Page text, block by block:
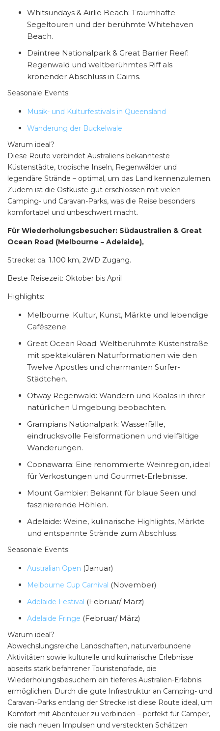
Whitsundays & Airlie Beach: Traumhafte
Segeltouren und der berühmte Whitehaven
Beach.
Daintree Nationalpark & Great Barrier Reef:
Regenwald und weltberühmtes Riff als
krönender Abschluss in Cairns.
Seasonale Events:
Musik- und Kulturfestivals in Queensland
Wanderung der Buckelwale
Warum ideal?
Diese Route verbindet Australiens bekannteste
Küstenstädte, tropische Inseln, Regenwälder und
legendäre Strände – optimal, um das Land kennenzulernen.
Zudem ist die Ostküste gut erschlossen mit vielen
Camping- und Caravan-Parks, was die Reise besonders
komfortabel und unbeschwert macht.
Für Wiederholungsbesucher: Südaustralien & Great
Ocean Road (Melbourne – Adelaide),
Strecke: ca. 1.100 km, 2WD Zugang.
Beste Reisezeit: Oktober bis April
Highlights:
Melbourne: Kultur, Kunst, Märkte und lebendige
Cafészene.
Great Ocean Road: Weltberühmte Küstenstraße
mit spektakulären Naturformationen wie den
Twelve Apostles und charmanten Surfer-
Städtchen.
Otway Regenwald: Wandern und Koalas in ihrer
natürlichen Umgebung beobachten.
Grampians Nationalpark: Wasserfälle,
eindrucksvolle Felsformationen und vielfältige
Wanderungen.
Coonawarra: Eine renommierte Weinregion, ideal
für Verkostungen und Gourmet-Erlebnisse.
Mount Gambier: Bekannt für blaue Seen und
faszinierende Höhlen.
Adelaide: Weine, kulinarische Highlights, Märkte
und entspannte Strände zum Abschluss.
Seasonale Events:
Australian Open (Januar)
Melbourne Cup Carnival (November)
Adelaide Festival (Februar/ März)
Adelaide Fringe (Februar/ März)
Warum ideal?
Abwechslungsreiche Landschaften, naturverbundene
Aktivitäten sowie kulturelle und kulinarische Erlebnisse
abseits stark befahrener Touristenpfade, die
Wiederholungsbesuchern ein tieferes Australien-Erlebnis
ermöglichen. Durch die gute Infrastruktur an Camping- und
Caravan-Parks entlang der Strecke ist diese Route ideal, um
Komfort mit Abenteuer zu verbinden – perfekt für Camper,
die nach neuen Impulsen und versteckten Schätzen